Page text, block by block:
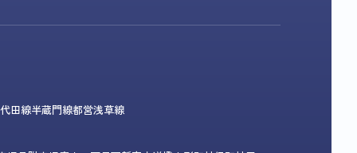
田線半蔵門線都営浅草線